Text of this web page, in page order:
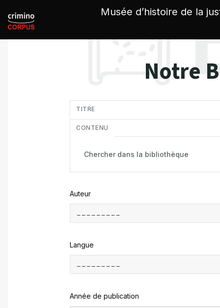
Musée d’histoire de la
Notre
TITRE
CONTENU
Auteur
Langue
Année de publication
Panneau de gestion des cookies